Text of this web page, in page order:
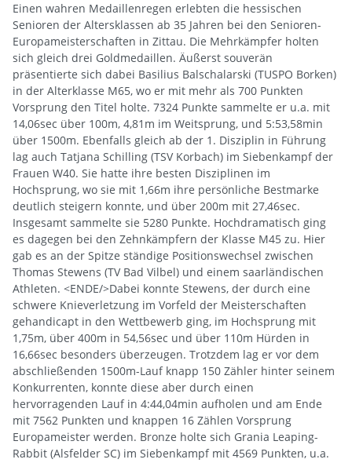
Einen wahren Medaillenregen erlebten die hessischen
Senioren der Altersklassen ab 35 Jahren bei den Senioren-
Europameisterschaften in Zittau. Die Mehrkämpfer holten
sich gleich drei Goldmedaillen. Äußerst souverän
präsentierte sich dabei Basilius Balschalarski (TUSPO Borken)
in der Alterklasse M65, wo er mit mehr als 700 Punkten
Vorsprung den Titel holte. 7324 Punkte sammelte er u.a. mit
14,06sec über 100m, 4,81m im Weitsprung, und 5:53,58min
über 1500m. Ebenfalls gleich ab der 1. Disziplin in Führung
lag auch Tatjana Schilling (TSV Korbach) im Siebenkampf der
Frauen W40. Sie hatte ihre besten Disziplinen im
Hochsprung, wo sie mit 1,66m ihre persönliche Bestmarke
deutlich steigern konnte, und über 200m mit 27,46sec.
Insgesamt sammelte sie 5280 Punkte. Hochdramatisch ging
es dagegen bei den Zehnkämpfern der Klasse M45 zu. Hier
gab es an der Spitze ständige Positionswechsel zwischen
Thomas Stewens (TV Bad Vilbel) und einem saarländischen
Athleten. <ENDE/>Dabei konnte Stewens, der durch eine
schwere Knieverletzung im Vorfeld der Meisterschaften
gehandicapt in den Wettbewerb ging, im Hochsprung mit
1,75m, über 400m in 54,56sec und über 110m Hürden in
16,66sec besonders überzeugen. Trotzdem lag er vor dem
abschließenden 1500m-Lauf knapp 150 Zähler hinter seinem
Konkurrenten, konnte diese aber durch einen
hervorragenden Lauf in 4:44,04min aufholen und am Ende
mit 7562 Punkten und knappen 16 Zählen Vorsprung
Europameister werden. Bronze holte sich Grania Leaping-
Rabbit (Alsfelder SC) im Siebenkampf mit 4569 Punkten, u.a.